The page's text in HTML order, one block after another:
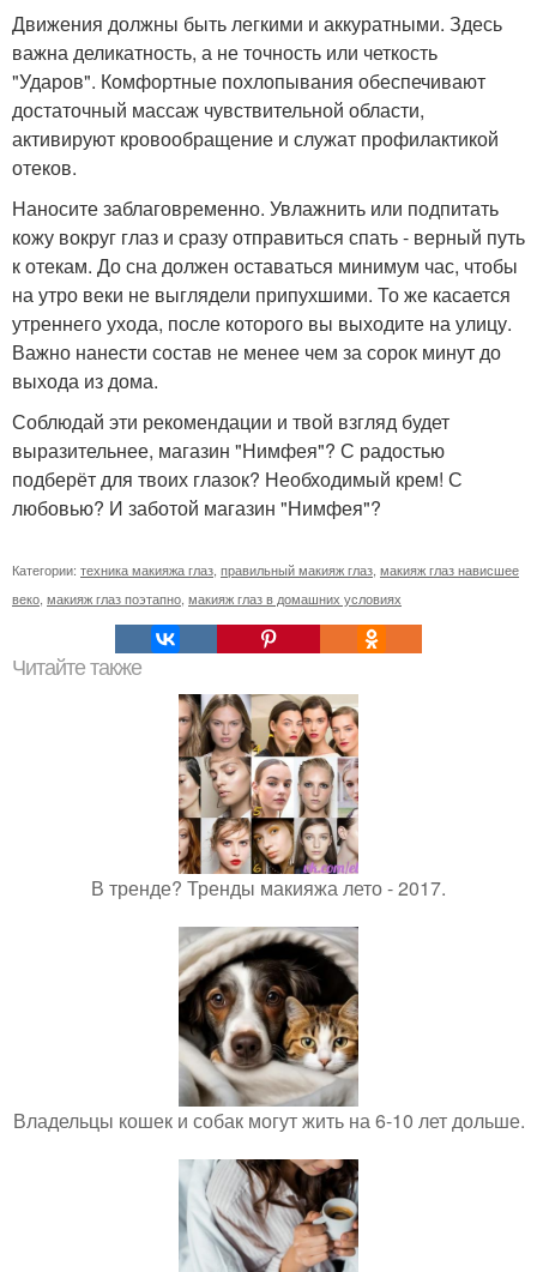
Движения должны быть легкими и аккуратными. Здесь
важна деликатность, а не точность или четкость
"Ударов". Комфортные похлопывания обеспечивают
достаточный массаж чувствительной области,
активируют кровообращение и служат профилактикой
отеков.
Наносите заблаговременно. Увлажнить или подпитать
кожу вокруг глаз и сразу отправиться спать - верный путь
к отекам. До сна должен оставаться минимум час, чтобы
на утро веки не выглядели припухшими. То же касается
утреннего ухода, после которого вы выходите на улицу.
Важно нанести состав не менее чем за сорок минут до
выхода из дома.
Соблюдай эти рекомендации и твой взгляд будет
выразительнее, магазин "Нимфея"? С радостью
подберёт для твоих глазок? Необходимый крем! С
любовью? И заботой магазин "Нимфея"?
Категории: техника макияжа глаз правильный макияж глаз макияж глаз нависшее
веко макияж глаз поэтапно макияж глаз в домашних условиях
Читайте также
В тренде? Тренды макияжа лето - 2017.
Владельцы кошек и собак могут жить на 6-10 лет дольше.